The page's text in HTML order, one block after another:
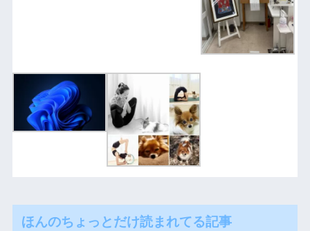
ほんのちょっとだけ読まれてる記事